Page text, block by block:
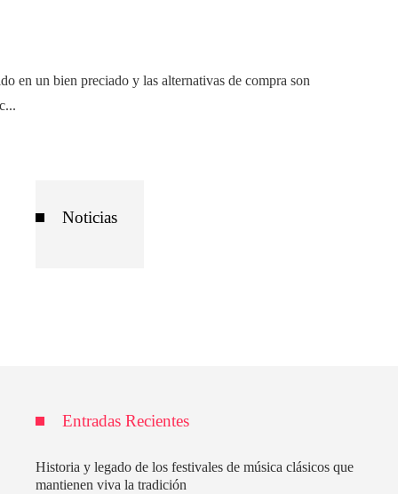
en un bien preciado y las alternativas de compra son
Noticias
Entradas Recientes
Historia y legado de los festivales de música clásicos que
mantienen viva la tradición